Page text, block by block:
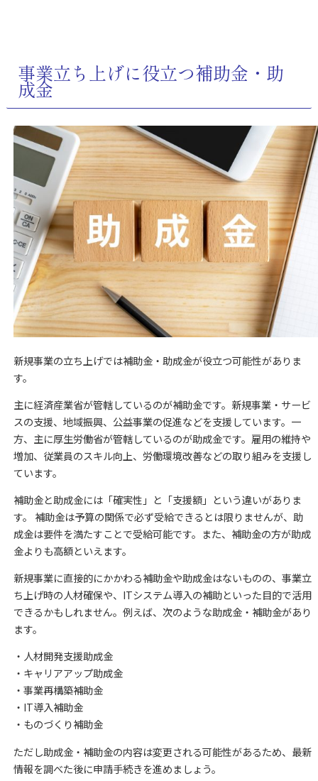
事業立ち上げに役立つ補助金・助
成金
新規事業の立ち上げでは補助金・助成金が役立つ可能性がありま
す。
主に経済産業省が管轄しているのが補助金です。新規事業・サービ
スの支援、地域振興、公益事業の促進などを支援しています。一
方、主に厚生労働省が管轄しているのが助成金です。雇用の維持や
増加、従業員のスキル向上、労働環境改善などの取り組みを支援し
ています。
補助金と助成金には「確実性」と「支援額」という違いがありま
す。 補助金は予算の関係で必ず受給できるとは限りませんが、助
成金は要件を満たすことで受給可能です。また、補助金の方が助成
金よりも高額といえます。
新規事業に直接的にかかわる補助金や助成金はないものの、事業立
ち上げ時の人材確保や、ITシステム導入の補助といった目的で活用
できるかもしれません。例えば、次のような助成金・補助金があり
ます。
・人材開発支援助成金
・キャリアアップ助成金
・事業再構築補助金
・IT導入補助金
・ものづくり補助金
ただし助成金・補助金の内容は変更される可能性があるため、最新
情報を調べた後に申請手続きを進めましょう。